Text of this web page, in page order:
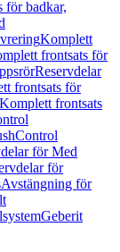
för badkar,
Komplett
frontsats för
Reservdelar
frontsats för
frontsats
för Med
för
Avstängning för
Geberit